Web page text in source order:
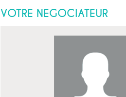
VOTRE NEGOCIATEUR